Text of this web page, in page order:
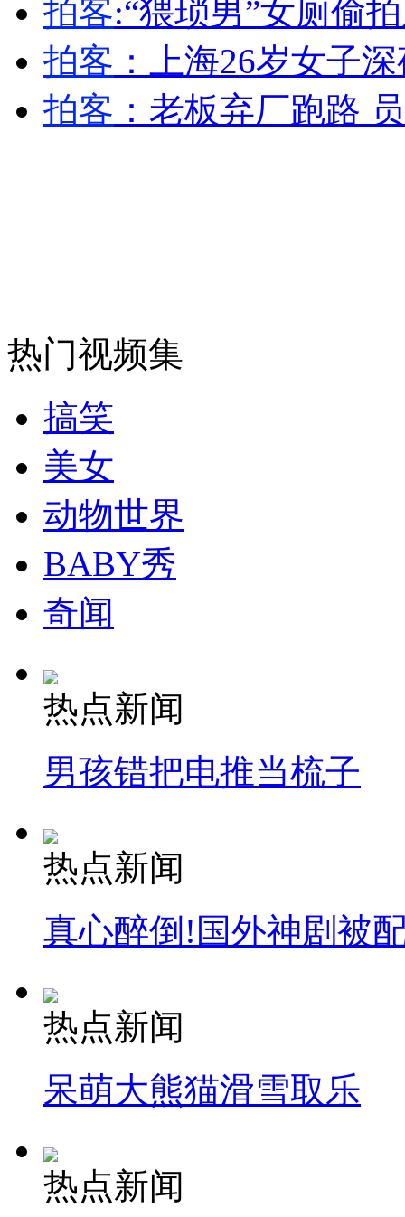
走！跟着总书记去植树
拍客:“猥琐男”女厕偷
拍客 ：上海26岁女子
拍客 ：老板弃厂跑路
热门视频集
搞笑
美女
动物世界
BABY秀
奇闻
热点新闻
男孩错把电推当梳子
热点新闻
真心醉倒!国外神剧被
热点新闻
呆萌大熊猫滑雪取乐
热点新闻